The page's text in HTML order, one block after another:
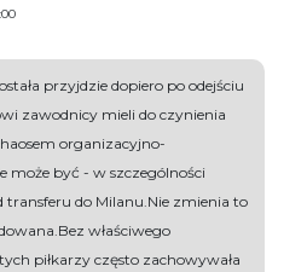
przyjdzie dopiero po odejściu
zawodnicy mieli do czynienia
organizacyjno-
może być - w szczególności
transferu do Milanu.Nie zmienia to
właściwego
piłkarzy często zachowywała